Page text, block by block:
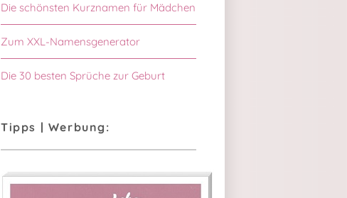
Die schönsten Kurznamen für Mädchen
Zum XXL-Namensgenerator
Die 30 besten Sprüche zur Geburt
Tipps | Werbung: